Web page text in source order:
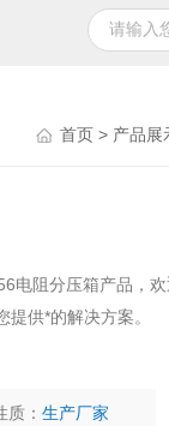
首页 > 产品展
电阻分压箱产品，
供*的解决方案。
质：生产厂家